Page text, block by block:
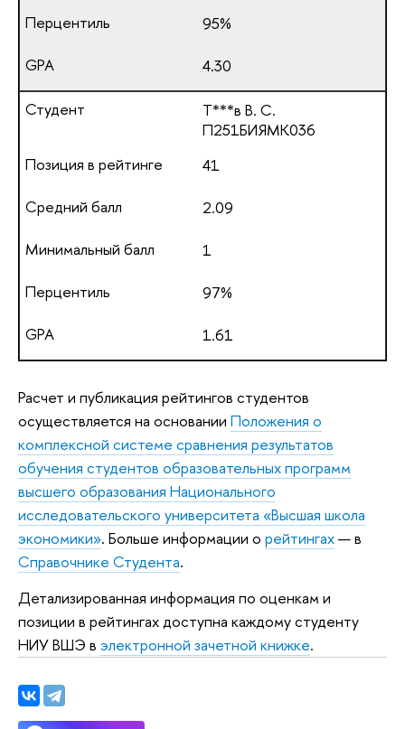
95%
4.30
Т***в В. С.
П251БИЯМК036
41
2.09
1
97%
1.61
Расчет и публикация рейтингов студентов
осуществляется на основании Положения о
комплексной системе сравнения результатов
обучения студентов образовательных программ
высшего образования Национального
исследовательского университета «Высшая школа
экономики». Больше информации о рейтингах— в
Справочнике Студента.
Детализированная информация по оценкам и
позиции в рейтингах доступна каждому студенту
НИУ ВШЭ в электронной зачетной книжке.